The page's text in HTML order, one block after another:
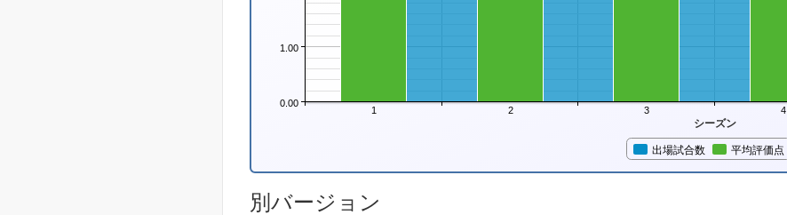
シーズン
出場試合数 平均評価点
1 2 3 4
0.00
1.00
別バージョン